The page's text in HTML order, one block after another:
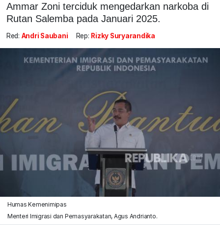
Ammar Zoni terciduk mengedarkan narkoba di
Rutan Salemba pada Januari 2025.
Red: Andri Saubani Rep: Rizky Suryarandika
Humas Kemenimipas
Menteri Imigrasi dan Pemasyarakatan, Agus Andrianto.